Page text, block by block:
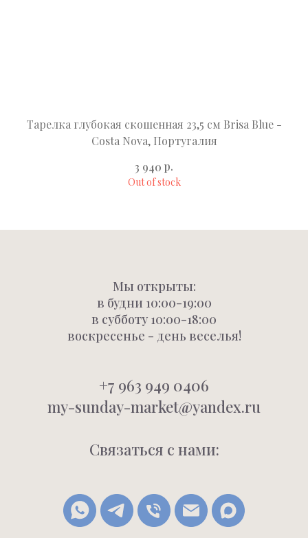
Тарелка глубокая скошенная 23,5 см Brisa Blue -
Costa Nova, Португалия
3 940 р.
Out of stock
Мы открыты:
в будни 10:00-19:00
в субботу 10:00-18:00
воскресенье - день веселья!
+7 963 949 0406
my-sunday-market@yandex.ru
Связаться с нами: